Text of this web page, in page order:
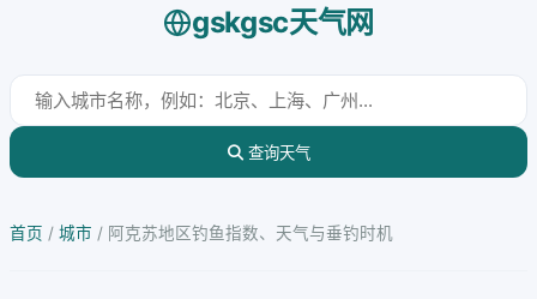
gskgsc天气网
查询天气
首页 / 城市 / 阿克苏地区钓鱼指数、天气与垂钓时机